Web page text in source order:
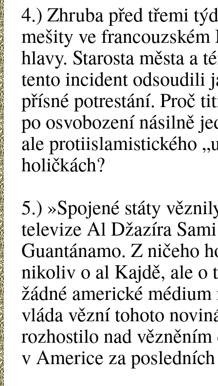
4.) Zhruba před třemi
mešity ve
hlavy. Starosta města a
tento incident odsoudili
přísné potrestání. Proč
po osvobození násilně
ale protiislamistického
holičkách?
5.) »Spojené státy
televize Al Džazíra
Guantánamo. Z ničeho
nikoliv o al Kajdě, ale o
žádné americké
vláda vězní tohoto
rozhostilo nad
v Americe za